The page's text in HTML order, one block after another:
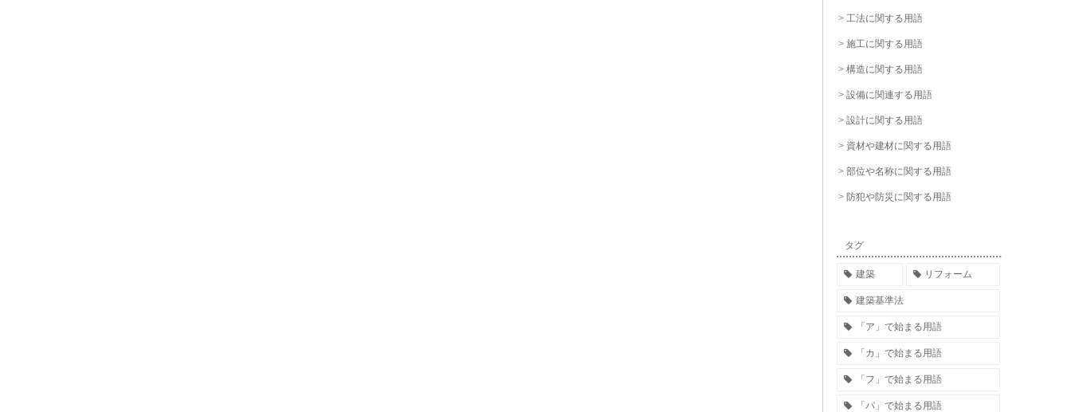
工法に関する用語
施工に関する用語
構造に関する用語
設備に関連する用語
設計に関する用語
資材や建材に関する用語
部位や名称に関する用語
防犯や防災に関する用語
タグ
建築 リフォーム
建築基準法
「ア」で始まる用語
「カ」で始まる用語
「フ」で始まる用語
「パ」で始まる用語